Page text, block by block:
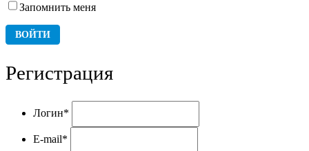
Запомнить меня
Регистрация
Логин*
E-mail*